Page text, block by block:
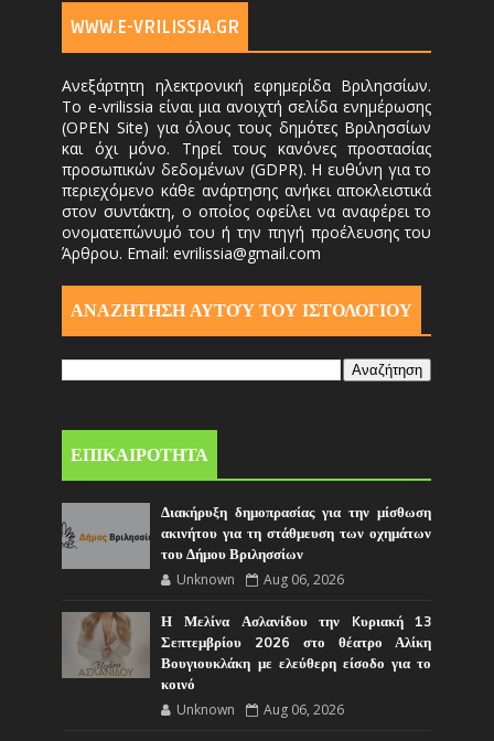
WWW.E-VRILISSIA.GR
Ανεξάρτητη ηλεκτρονική εφημερίδα Βριλησσίων.
Το e-vrilissia είναι μια ανοιχτή σελίδα ενημέρωσης
(OPEN Site) για όλους τους δημότες Βριλησσίων
και όχι μόνο. Τηρεί τους κανόνες προστασίας
προσωπικών δεδομένων (GDPR). Η ευθύνη για το
περιεχόμενο κάθε ανάρτησης ανήκει αποκλειστικά
στον συντάκτη, ο οποίος οφείλει να αναφέρει το
ονοματεπώνυμό του ή την πηγή προέλευσης του
Άρθρου. Email: evrilissia@gmail.com
ΑΝΑΖΗΤΗΣΗ ΑΥΤΟΎ ΤΟΥ ΙΣΤΟΛΟΓΙΟΥ
ΕΠΙΚΑΙΡΟΤΗΤΑ
Διακήρυξη δημοπρασίας για την μίσθωση
ακινήτου για τη στάθμευση των οχημάτων
του Δήμου Βριλησσίων
Unknown Aug 06, 2026
Η Μελίνα Ασλανίδου την Kυριακή 13
Σεπτεμβρίου 2026 στο θέατρο Αλίκη
Βουγιουκλάκη με ελεύθερη είσοδο για το
κοινό
Unknown Aug 06, 2026